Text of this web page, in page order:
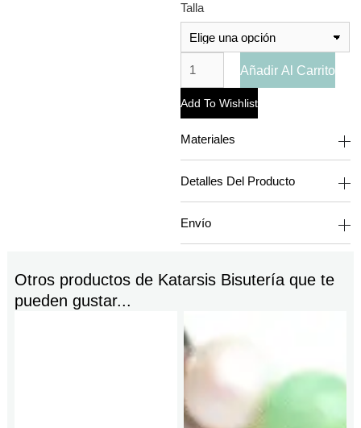
Talla
Añadir Al Carrito
Add To Wishlist
Materiales
Detalles Del Producto
Envío
Otros productos de Katarsis Bisuteríaque te
pueden gustar...